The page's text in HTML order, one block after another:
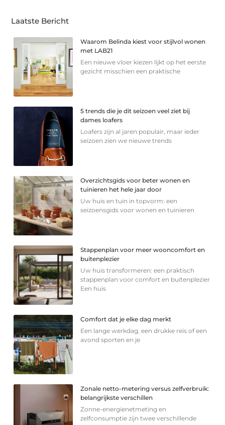
Laatste Bericht
Waarom Belinda kiest voor stijlvol wonen
met LAB21
Een nieuwe vloer kiezen lijkt op het eerste
gezicht misschien een praktische
5 trends die je dit seizoen veel ziet bij
dames loafers
Loafers zijn al jaren populair, maar ieder
seizoen zien we nieuwe trends
Overzichtsgids voor beter wonen en
tuinieren het hele jaar door
Uw huis en tuin in topvorm: een
seizoensgids voor wonen en tuinieren
Stappenplan voor meer wooncomfort en
buitenplezier
Uw huis transformeren: een praktisch
stappenplan voor comfort en buitenplezier
Een huis
Comfort dat je elke dag merkt
Een lange werkdag, een drukke reis of een
avond sporten en je
Zonale netto-metering versus zelfverbruik:
belangrijkste verschillen
Zonne-energienetmeting en
zelfconsumptie zijn twee verschillende